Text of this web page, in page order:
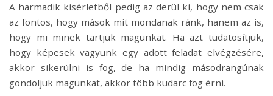
A harmadik kísérletből pedig az derül ki, hogy nem csak
az fontos, hogy mások mit mondanak ránk, hanem az is,
hogy mi minek tartjuk magunkat. Ha azt tudatosítjuk,
hogy képesek vagyunk egy adott feladat elvégzésére,
akkor sikerülni is fog, de ha mindig másodrangúnak
gondoljuk magunkat, akkor több kudarc fog érni.